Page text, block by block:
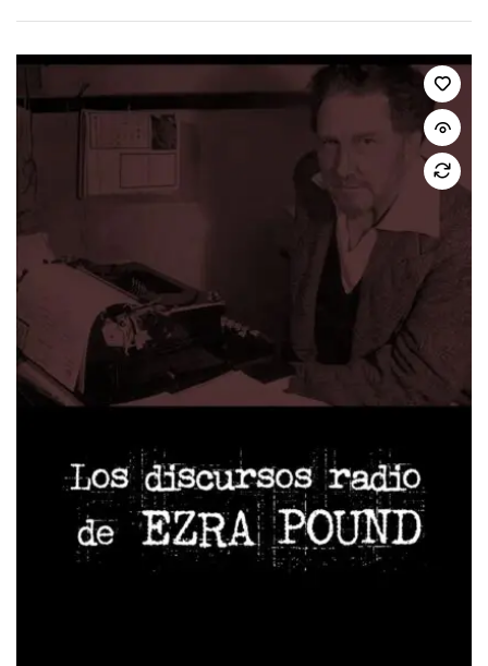
philosophie, de la politique à la pédagogie, du provençal